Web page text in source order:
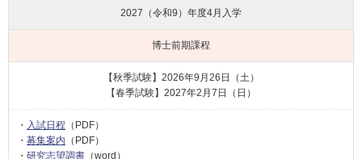
2027（令和9）年度4月入学
博士前期課程
【秋季試験】2026年9月26日（土）
【春季試験】2027年2月7日（日）
・ 入試日程 （PDF）
・ 募集案内 （PDF）
・ 研究志望調書 （word）